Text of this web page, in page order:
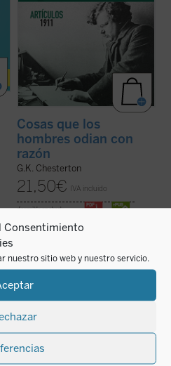
Consentimiento
nuestro sitio web y nuestro servicio.
Cosas que los
hombres odian con
razón
G.K. Chesterton
21,50€ IVA incluido
disponible en ebook:
En 1550 comenzó un espectáculo insólito
historia, un emperador paraliza la
civilización y conversión de los indios del